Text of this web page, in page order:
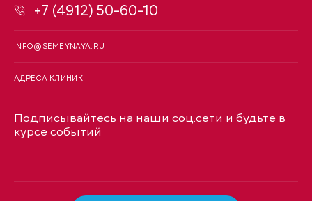
+7 (4912) 50-60-10
INFO@SEMEYNAYA.RU
АДРЕСА КЛИНИК
Подписывайтесь на наши соц.сети и будьте в
курсе событий